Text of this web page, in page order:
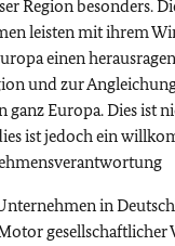
Region besonders.
leisten mit ihrem
einen
und zur
ganz Europa. Dies ist
ist jedoch ein
in
gesellschaftlicher